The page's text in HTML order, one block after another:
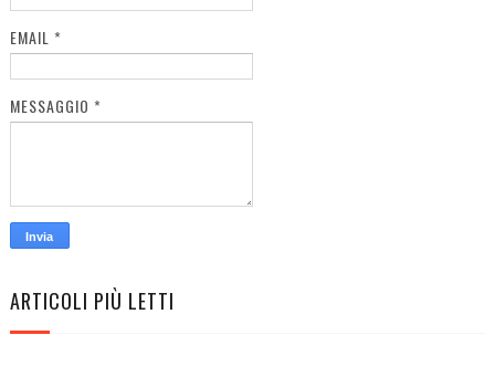
EMAIL *
MESSAGGIO *
ARTICOLI PIÙ LETTI